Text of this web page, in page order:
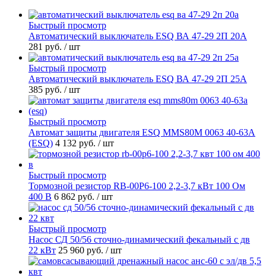
Быстрый просмотр
Автоматический выключатель ESQ ВА 47-29 2П 20А
281 руб. / шт
Быстрый просмотр
Автоматический выключатель ESQ ВА 47-29 2П 25А
385 руб. / шт
Быстрый просмотр
Автомат защиты двигателя ESQ MMS80M 0063 40-63А
(ESQ) 4 132 руб. / шт
Быстрый просмотр
Тормозной резистор RB-00P6-100 2,2-3,7 кВт 100 Ом
400 В 6 862 руб. / шт
Быстрый просмотр
Насос СД 50/56 сточно-динамический фекальный с дв
22 кВт 25 960 руб. / шт